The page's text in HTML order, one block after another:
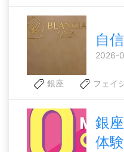
自
2026-
銀座 フェイ
銀
体験